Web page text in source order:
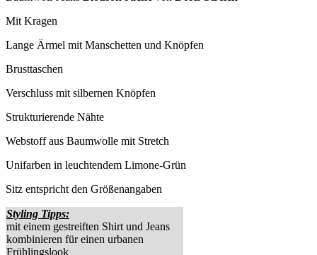
Mit Kragen
Lange Ärmel mit Manschetten und Knöpfen
Brusttaschen
Verschluss mit silbernen Knöpfen
Strukturierende Nähte
Webstoff aus Baumwolle mit Stretch
Unifarben in leuchtendem Limone-Grün
Sitz entspricht den Größenangaben
Styling Tipps:
mit einem gestreiften Shirt und Jeans
kombinieren für einen urbanen
Frühlingslook